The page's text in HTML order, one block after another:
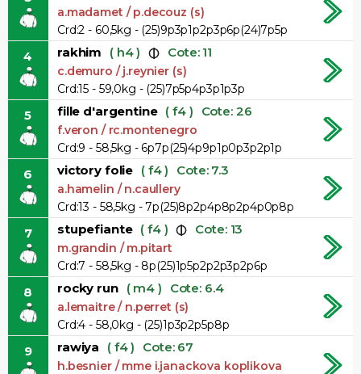
a.madamet / p.decouz (s)
Crd:2 - 60,5kg - (25)9p3p1p2p3p6p(24)7p5p
4 rakhim ( h4 ) Cote: 11
c.demuro / j.reynier (s)
Crd:15 - 59,0kg - (25)7p5p4p3p1p3p
5 fille d'argentine ( f4 ) Cote: 26
f.veron / rc.montenegro
Crd:9 - 58,5kg - 6p7p(25)4p9p1p0p3p2p1p
6 victory folie ( f4 ) Cote: 7.3
a.hamelin / n.caullery
Crd:13 - 58,5kg - 7p(25)8p2p4p8p2p4p0p8p
7 stupefiante ( f4 ) Cote: 13
m.grandin / m.pitart
Crd:7 - 58,5kg - 8p(25)1p5p2p2p3p2p6p
8 rocky run ( m4 ) Cote: 6.4
a.lemaitre / n.perret (s)
Crd:4 - 58,0kg - (25)1p3p2p5p8p
9 rawiya ( f4 ) Cote: 67
h.besnier / mme i.janackova koplikova